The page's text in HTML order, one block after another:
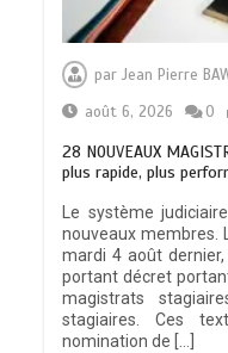
parJean Pierre
août 6, 2026
0
28 NOUVEAUX
plus rapide, plus
Le système
nouveaux membres.
mardi 4 août
portant décret
magistrats
stagiaires. Ces
nomination de […]